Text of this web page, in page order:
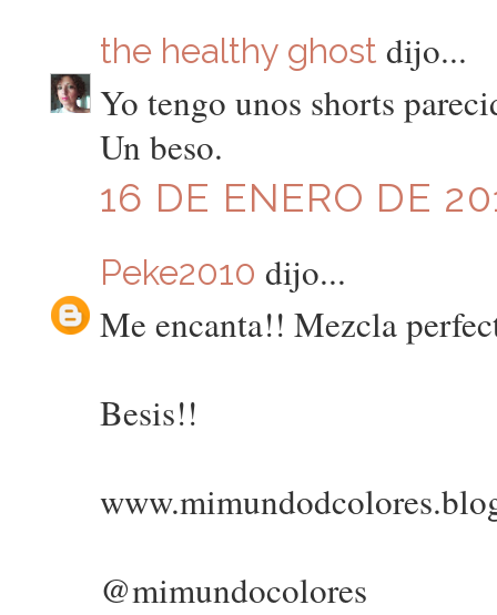
the healthy ghost dijo...
Yo tengo unos shorts
Un beso.
16 DE ENERO DE
Peke2010 dijo...
Me encanta!! Mezcla
Besis!!
@mimundocolores